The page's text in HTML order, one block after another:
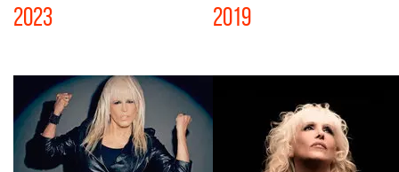
2023 2019